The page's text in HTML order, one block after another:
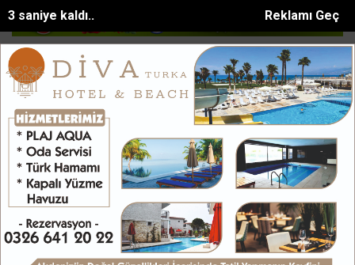
Reklamı Geç
1 saniye kaldı..
alanda yangın Kırıkhanda trafik kazası: 1 yaralı Arsuzda
Meclis Haberleri